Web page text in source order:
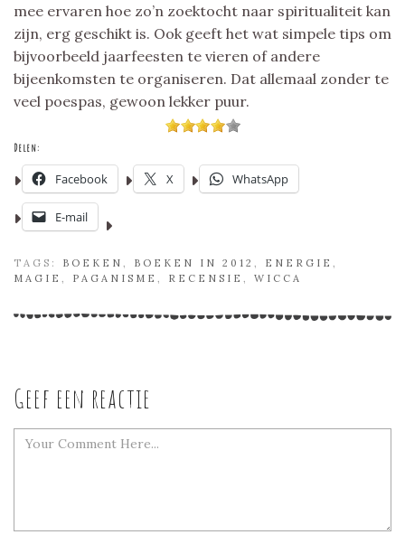
mee ervaren hoe zo’n zoektocht naar spiritualiteit kan
zijn, erg geschikt is. Ook geeft het wat simpele tips om
bijvoorbeeld jaarfeesten te vieren of andere
bijeenkomsten te organiseren. Dat allemaal zonder te
veel poespas, gewoon lekker puur.
Delen:
Facebook X WhatsApp
E-mail
TAGS: BOEKEN BOEKEN IN 2012 ENERGIE
MAGIE
PAGANISME RECENSIE WICCA
Geef een reactie